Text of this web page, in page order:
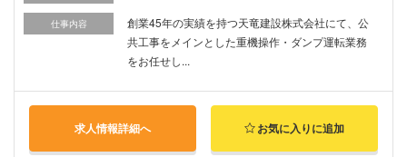
仕事内容
創業45年の実績を持つ天竜建設株式会社にて、公
共工事をメインとした重機操作・ダンプ運転業務
をお任せし...
求人情報詳細へ お気に入りに追加